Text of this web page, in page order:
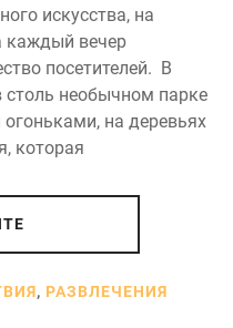
искусства, на
каждый вечер
посетителей. В
столь необычном парке
на деревьях
которая
, РАЗВЛЕЧЕНИЯ